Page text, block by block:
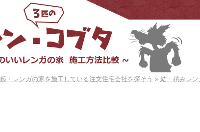
起・レンガの家を施工している注文住宅会社を探そう » 結・積みレ